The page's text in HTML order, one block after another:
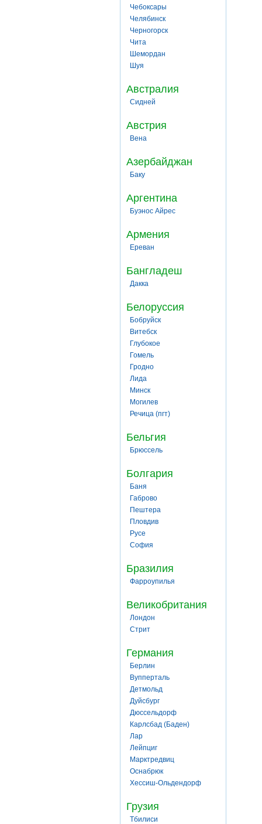
Чебоксары
Челябинск
Черногорск
Чита
Шемордан
Шуя
Австралия
Сидней
Австрия
Вена
Азербайджан
Баку
Аргентина
Буэнос Айрес
Армения
Ереван
Бангладеш
Дакка
Белоруссия
Бобруйск
Витебск
Глубокое
Гомель
Гродно
Лида
Минск
Могилев
Речица (пгт)
Бельгия
Брюссель
Болгария
Баня
Габрово
Пештера
Пловдив
Русе
София
Бразилия
Фарроупилья
Великобритания
Лондон
Стрит
Германия
Берлин
Вупперталь
Детмольд
Дуйсбург
Дюссельдорф
Карлсбад (Баден)
Лар
Лейпциг
Марктредвиц
Оснабрюк
Хессиш-Ольдендорф
Грузия
Тбилиси